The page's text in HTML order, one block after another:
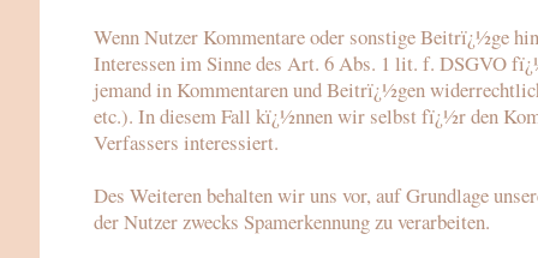
Wenn Nutzer Kommentare oder sonstige Beitrï¿½ge
Interessen im Sinne des Art. 6 Abs. 1 lit. f. DSGVO
jemand in Kommentaren und Beitrï¿½gen
etc.). In diesem Fall kï¿½nnen wir selbst fï¿½r den
Verfassers interessiert.
Des Weiteren behalten wir uns vor, auf Grundlage
der Nutzer zwecks Spamerkennung zu verarbeiten.